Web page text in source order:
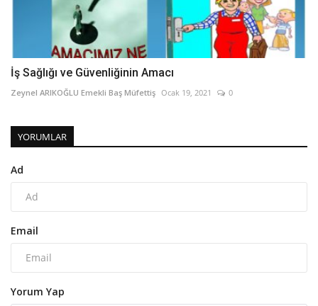
İş Sağlığı ve Güvenliğinin Amacı
Zeynel ARIKOĞLU Emekli Baş Müfettiş Ocak 19, 2021 0
YORUMLAR
Ad
Email
Yorum Yap